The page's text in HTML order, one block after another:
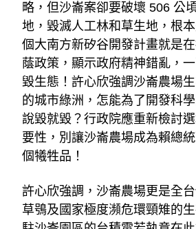
略，但沙崙案卻要破壞 506 公
地，毀滅人工林和草生地，根
個大南方新矽谷開發計畫就是
蔭政策，顯示政府精神錯亂，
毀生態！許心欣強調沙崙農場
的城市綠洲，怎能為了開發科
說毀就毀？行政院應重新檢討
要性，別讓沙崙農場成為賴總
個犧牲品！
許心欣強調，沙崙農場更是全
草鴞及國家極度瀕危環頸雉的